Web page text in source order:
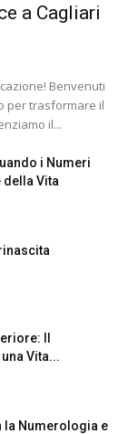
a Cagliari
Benvenuti
per trasformare il
il...
i Numeri
Vita
Il
Vita...
la Numerologia e